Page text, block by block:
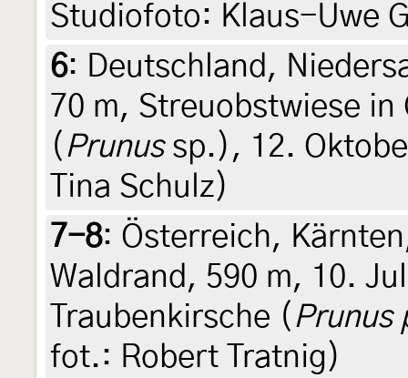
Studiofoto: Klaus-Uwe
6: Deutschland,
70 m, Streuobstwiese in
( Prunussp.), 12.
Tina Schulz)
7-8: Österreich,
Waldrand, 590 m, 10.
Traubenkirsche ( Prunus
fot.: Robert Tratnig)